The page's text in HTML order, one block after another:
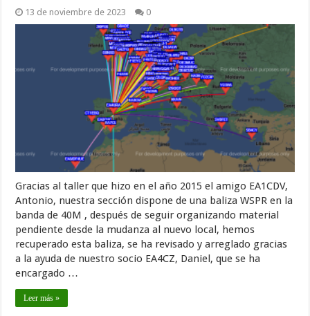
13 de noviembre de 2023 0
Gracias al taller que hizo en el año 2015 el amigo EA1CDV,
Antonio, nuestra sección dispone de una baliza WSPR en la
banda de 40M , después de seguir organizando material
pendiente desde la mudanza al nuevo local, hemos
recuperado esta baliza, se ha revisado y arreglado gracias
a la ayuda de nuestro socio EA4CZ, Daniel, que se ha
encargado …
Leer más »